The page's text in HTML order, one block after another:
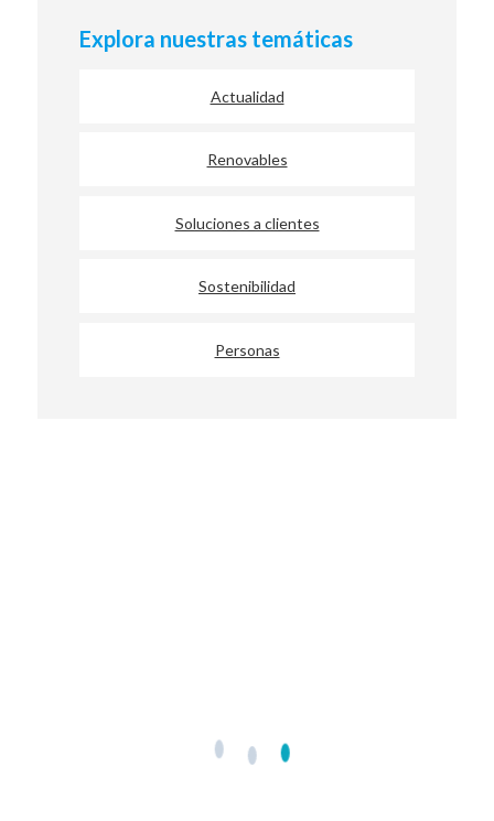
Explora nuestras temáticas
Actualidad
Renovables
Soluciones a clientes
Sostenibilidad
Personas